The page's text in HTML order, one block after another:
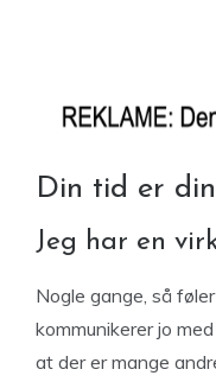
Din tid er
Jeg har en
Nogle gange, så
kommunikerer jo
at der er mange